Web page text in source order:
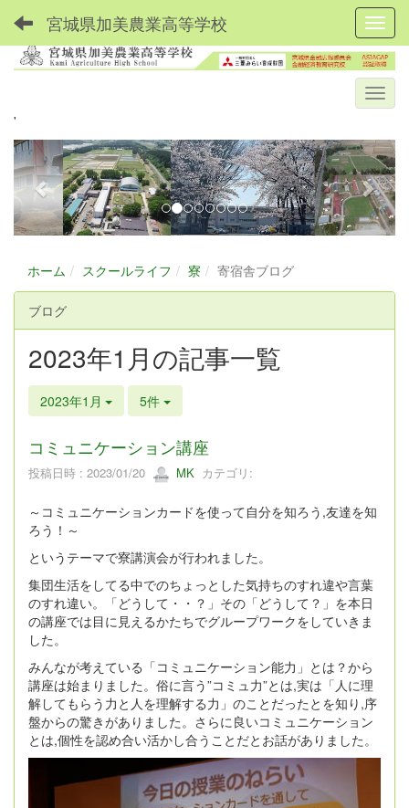
宮城県加美農業高等学校
'
p
r
e
v
o
u
s
n
e
x
t
ホーム スクールライフ 寮 寄宿舎ブログ
ブログ
2023年1月の記事一覧
2023年1月 5件
コミュニケーション講座
投稿日時 : 2023/01/20 MK カテゴリ:
～コミュニケーションカードを使って自分を知ろう,友達を知
ろう！～
というテーマで寮講演会が行われました。
集団生活をしてる中でのちょっとした気持ちのすれ違や言葉
のすれ違い。「どうして・・？」その「どうして？」を本日
の講座では目に見えるかたちでグループワークをしていきま
した。
みんなが考えている「コミュニケーション能力」とは？から
講座は始まりました。俗に言う”コミュ力”とは,実は「人に理
解してもらう力と人を理解する力」のことだったとを知り,序
盤からの驚きがありました。さらに良いコミュニケーション
とは,個性を認め合い活かし合うことだとお話がありました。